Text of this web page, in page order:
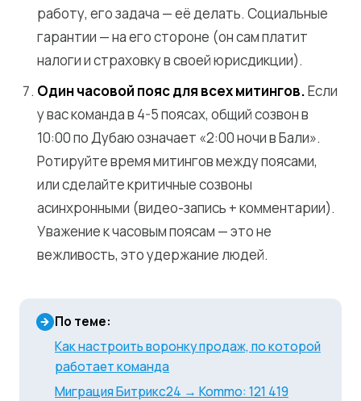
работу, его задача — её делать. Социальные
гарантии — на его стороне (он сам платит
налоги и страховку в своей юрисдикции).
Один часовой пояс для всех митингов.Если
у вас команда в 4-5 поясах, общий созвон в
10:00 по Дубаю означает «2:00 ночи в Бали».
Ротируйте время митингов между поясами,
или сделайте критичные созвоны
асинхронными (видео-запись + комментарии).
Уважение к часовым поясам — это не
вежливость, это удержание людей.
По теме:
Как настроить воронку продаж, по которой
работает команда
Миграция Битрикс24 → Kommo: 121 419